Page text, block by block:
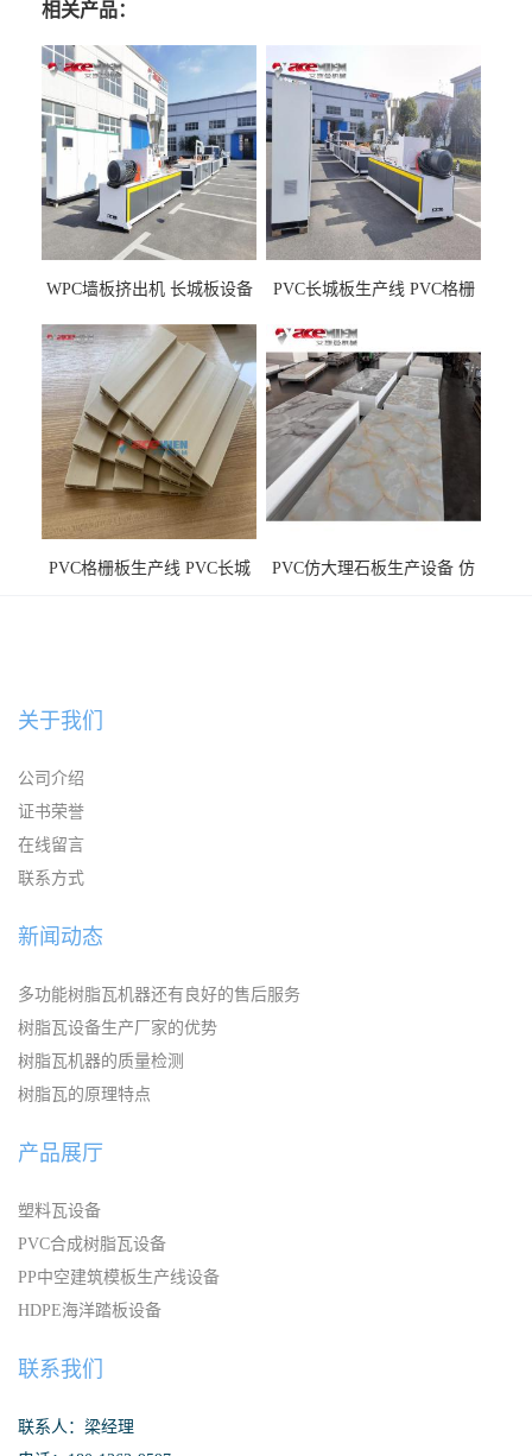
相关产品：
WPC墙板挤出机 长城板设备
PVC长城板生产线 PVC格栅
PVC格栅板生产线 PVC长城
PVC仿大理石板生产设备 仿
关于我们
公司介绍
证书荣誉
在线留言
联系方式
新闻动态
多功能树脂瓦机器还有良好的售后服务
树脂瓦设备生产厂家的优势
树脂瓦机器的质量检测
树脂瓦的原理特点
产品展厅
塑料瓦设备
PVC合成树脂瓦设备
PP中空建筑模板生产线设备
HDPE海洋踏板设备
联系我们
联系人：梁经理